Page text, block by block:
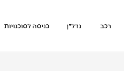
נדל״ן כניסה לסוכנויות